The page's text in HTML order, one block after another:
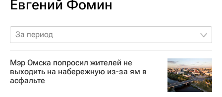
Евгений Фомин
За период
Мэр Омска попросил жителей не
выходить на набережную из-за ям в
асфальте